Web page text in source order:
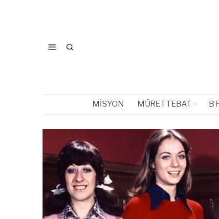
MISYON MÜRETTEBAT B